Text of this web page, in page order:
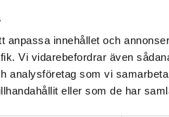
anpassa innehållet och
Vi vidarebefordrar även
analysföretag som vi
eller som de har